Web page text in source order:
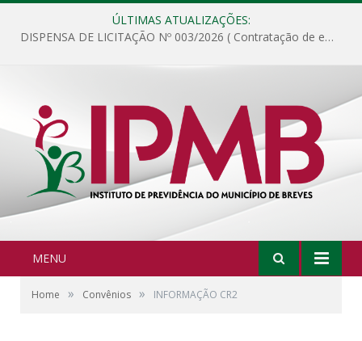
ÚLTIMAS ATUALIZAÇÕES:
DISPENSA DE LICITAÇÃO Nº 003/2026 ( Contratação de empresa para fornecimento de gêneros alimentícios não perecíveis, materiais de expediente, descartáveis, copa e cozinha, para análise e posterior publicação.)
MENU
Home » Convênios » INFORMAÇÃO CR2